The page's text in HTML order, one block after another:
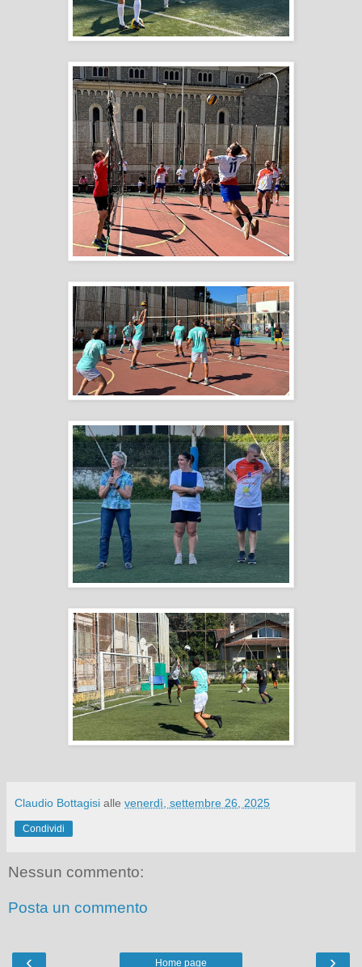
Claudio Bottagisi alle venerdì, settembre 26, 2025
Condividi
Nessun commento:
Posta un commento
‹ ›
Home page